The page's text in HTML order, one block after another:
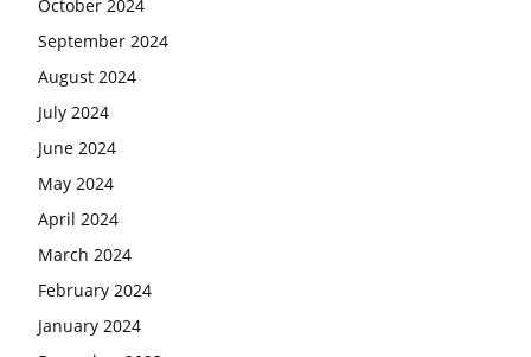
October 2024
September 2024
August 2024
July 2024
June 2024
May 2024
April 2024
March 2024
February 2024
January 2024